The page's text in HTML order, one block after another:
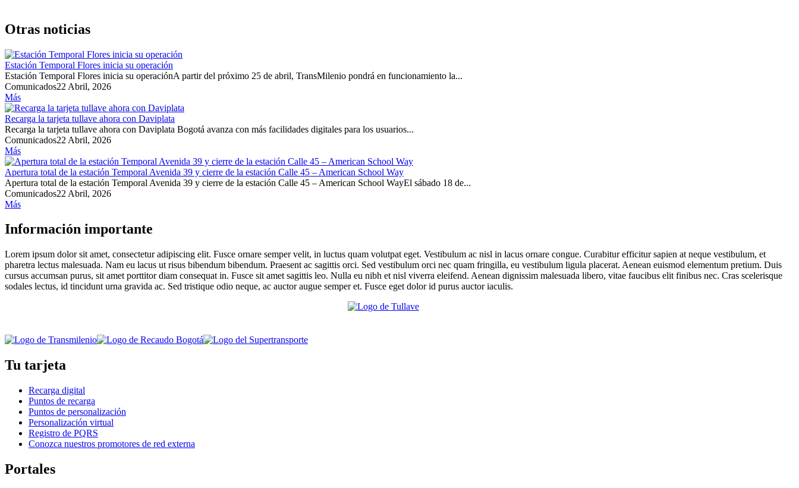
Otras noticias
Estación Temporal Flores inicia su operación
Estación Temporal Flores inicia su operaciónA partir del próximo 25 de abril, TransMilenio pondrá en funcionamiento la...
Comunicados22 Abril, 2026
Más
Recarga la tarjeta tullave ahora con Daviplata
Recarga la tarjeta tullave ahora con Daviplata Bogotá avanza con más facilidades digitales para los usuarios...
Comunicados22 Abril, 2026
Más
Apertura total de la estación Temporal Avenida 39 y cierre de la estación Calle 45 – American School Way
Apertura total de la estación Temporal Avenida 39 y cierre de la estación Calle 45 – American School WayEl sábado 18 de...
Comunicados22 Abril, 2026
Más
Información importante
Lorem ipsum dolor sit amet, consectetur adipiscing elit. Fusce ornare semper velit, in luctus quam volutpat eget. Vestibulum ac nisl in lacus ornare congue. Curabitur efficitur sapien at neque vestibulum, et
pharetra lectus malesuada. Nam eu lacus ut risus bibendum bibendum. Praesent ac sagittis orci. Sed vestibulum orci nec quam fringilla, eu vestibulum ligula placerat. Aenean euismod elementum pretium. Duis
cursus accumsan purus, sit amet porttitor diam consequat in. Fusce sit amet sagittis leo. Nulla eu nibh et nisl viverra eleifend. Aenean dignissim malesuada libero, vitae faucibus elit finibus nec. Cras scelerisque
sodales lectus, id tincidunt urna gravida ac. Sed tristique odio neque, ac auctor augue semper et. Fusce eget dolor id purus auctor iaculis.
Tu tarjeta
Recarga digital
Puntos de recarga
Puntos de personalización
Personalización virtual
Registro de PQRS
Conozca nuestros promotores de red externa
Portales